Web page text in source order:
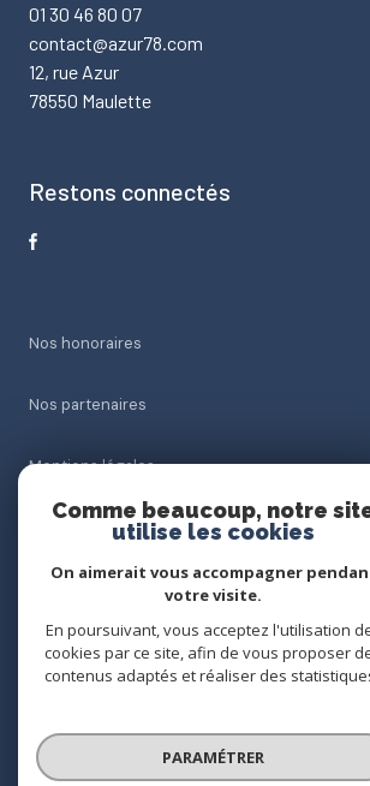
01 30 46 80 07
contact@azur78.com
12, rue Azur
78550 Maulette
Restons connectés
Nos honoraires
Nos partenaires
Mentions légales
Cookies
© 2026 | Tous droits réservés
Comme beaucoup, notre
utilise les cookies
On aimerait vous accompagner
votre visite.
En poursuivant, vous acceptez l'utilisation
cookies par ce site, afin de vous proposer
contenus adaptés et réaliser des
PARAMÉTRER